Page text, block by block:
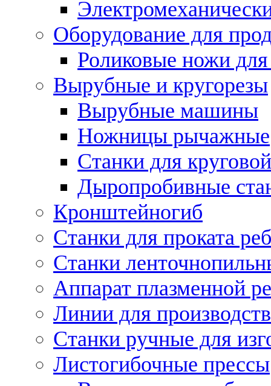
Оборудование для
Роликовые ножи для
Вырубные и кругорезы
Вырубные машины
Ножницы рычажные
Станки для
Дыропробивные
Кронштейногиб
Станки для проката
Станки
Аппарат плазменной
Линии для
Станки ручные для
Листогибочные прессы